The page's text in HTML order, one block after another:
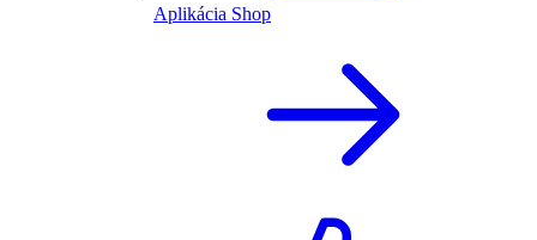
Aplikácia Shop